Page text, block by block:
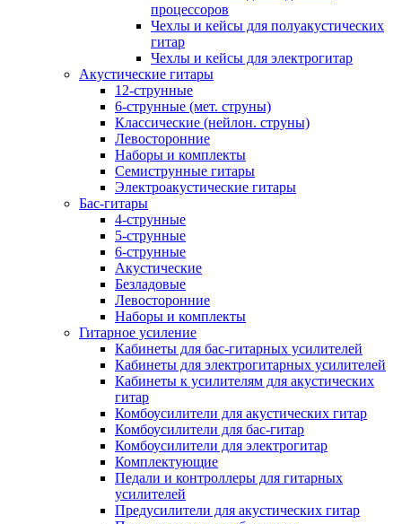
процессоров
Чехлы и кейсы для полуакустических
гитар
Чехлы и кейсы для электрогитар
Акустические гитары
12-струнные
6-струнные (мет. струны)
Классические (нейлон. струны)
Левосторонние
Наборы и комплекты
Семиструнные гитары
Электроакустические гитары
Бас-гитары
4-струнные
5-струнные
6-струнные
Акустические
Безладовые
Левосторонние
Наборы и комплекты
Гитарное усиление
Кабинеты для бас-гитарных усилителей
Кабинеты для электрогитарных усилителей
Кабинеты к усилителям для акустических
гитар
Комбоусилители для акустических гитар
Комбоусилители для бас-гитар
Комбоусилители для электрогитар
Комплектующие
Педали и контроллеры для гитарных
усилителей
Предусилители для акустических гитар